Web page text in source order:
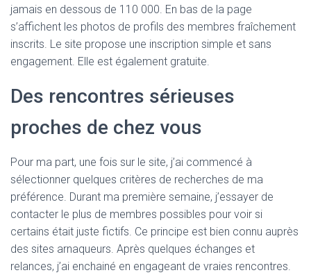
jamais en dessous de 110 000. En bas de la page
s’affichent les photos de profils des membres fraîchement
inscrits. Le site propose une inscription simple et sans
engagement. Elle est également gratuite.
Des rencontres sérieuses
proches de chez vous
Pour ma part, une fois sur le site, j’ai commencé à
sélectionner quelques critères de recherches de ma
préférence. Durant ma première semaine, j’essayer de
contacter le plus de membres possibles pour voir si
certains était juste fictifs. Ce principe est bien connu auprès
des sites arnaqueurs. Après quelques échanges et
relances, j’ai enchainé en engageant de vraies rencontres.